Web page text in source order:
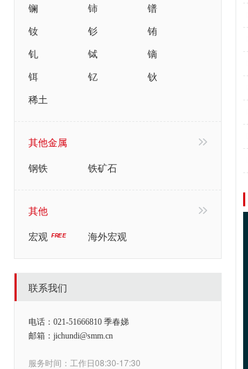
镧
铈
镨
钕
钐
铕
钆
铽
镝
铒
钇
钬
稀土
其他金属
钢铁
铁矿石
其他
宏观
海外宏观
联系我们
电话：021-51666810 季春娣
邮箱：jichundi@smm.cn
服务时间：工作日08:30-17:30